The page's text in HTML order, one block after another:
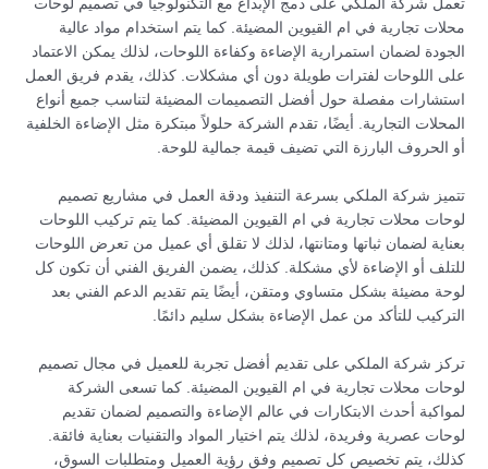
تعمل شركة الملكي على دمج الإبداع مع التكنولوجيا في تصميم لوحات
محلات تجارية في ام القيوين المضيئة. كما يتم استخدام مواد عالية
الجودة لضمان استمرارية الإضاءة وكفاءة اللوحات، لذلك يمكن الاعتماد
على اللوحات لفترات طويلة دون أي مشكلات. كذلك، يقدم فريق العمل
استشارات مفصلة حول أفضل التصميمات المضيئة لتناسب جميع أنواع
المحلات التجارية. أيضًا، تقدم الشركة حلولاً مبتكرة مثل الإضاءة الخلفية
أو الحروف البارزة التي تضيف قيمة جمالية للوحة.
تتميز شركة الملكي بسرعة التنفيذ ودقة العمل في مشاريع تصميم
لوحات محلات تجارية في ام القيوين المضيئة. كما يتم تركيب اللوحات
بعناية لضمان ثباتها ومتانتها، لذلك لا تقلق أي عميل من تعرض اللوحات
للتلف أو الإضاءة لأي مشكلة. كذلك، يضمن الفريق الفني أن تكون كل
لوحة مضيئة بشكل متساوي ومتقن، أيضًا يتم تقديم الدعم الفني بعد
التركيب للتأكد من عمل الإضاءة بشكل سليم دائمًا.
تركز شركة الملكي على تقديم أفضل تجربة للعميل في مجال تصميم
لوحات محلات تجارية في ام القيوين المضيئة. كما تسعى الشركة
لمواكبة أحدث الابتكارات في عالم الإضاءة والتصميم لضمان تقديم
لوحات عصرية وفريدة، لذلك يتم اختيار المواد والتقنيات بعناية فائقة.
كذلك، يتم تخصيص كل تصميم وفق رؤية العميل ومتطلبات السوق،